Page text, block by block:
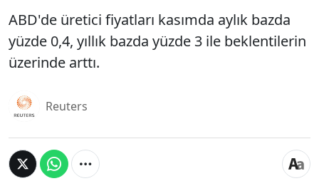
ABD'de üretici fiyatları kasımda aylık bazda
yüzde 0,4, yıllık bazda yüzde 3 ile beklentilerin
üzerinde arttı.
Reuters